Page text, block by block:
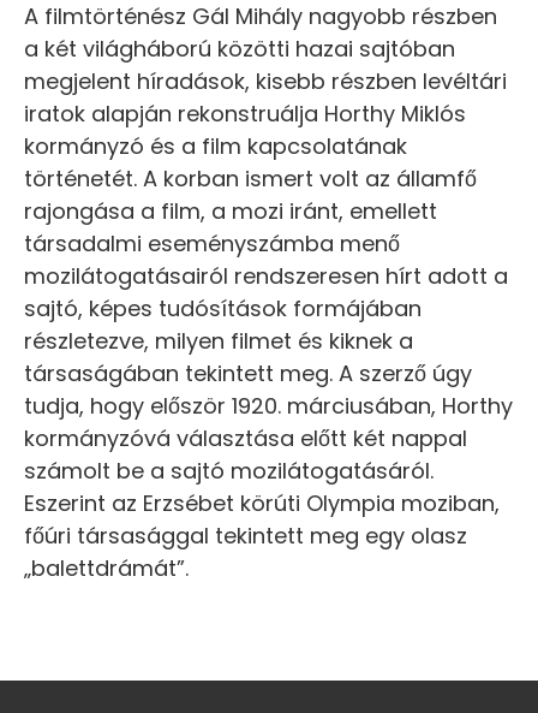
A filmtörténész Gál Mihály nagyobb részben
a két világháború közötti hazai sajtóban
megjelent híradások, kisebb részben levéltári
iratok alapján rekonstruálja Horthy Miklós
kormányzó és a film kapcsolatának
történetét. A korban ismert volt az államfő
rajongása a film, a mozi iránt, emellett
társadalmi eseményszámba menő
mozilátogatásairól rendszeresen hírt adott a
sajtó, képes tudósítások formájában
részletezve, milyen filmet és kiknek a
társaságában tekintett meg. A szerző úgy
tudja, hogy először 1920. márciusában, Horthy
kormányzóvá választása előtt két nappal
számolt be a sajtó mozilátogatásáról.
Eszerint az Erzsébet körúti Olympia moziban,
főúri társasággal tekintett meg egy olasz
„balettdrámát”.